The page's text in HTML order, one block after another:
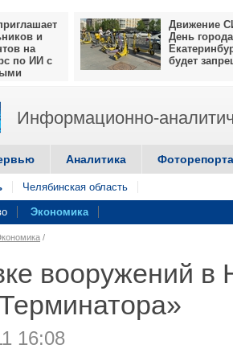
и
на
по ИИ с
Движение
День города
будет
Информационно-
Аналитика
Челябинская область
Экономика
/
вооружений в
16:08